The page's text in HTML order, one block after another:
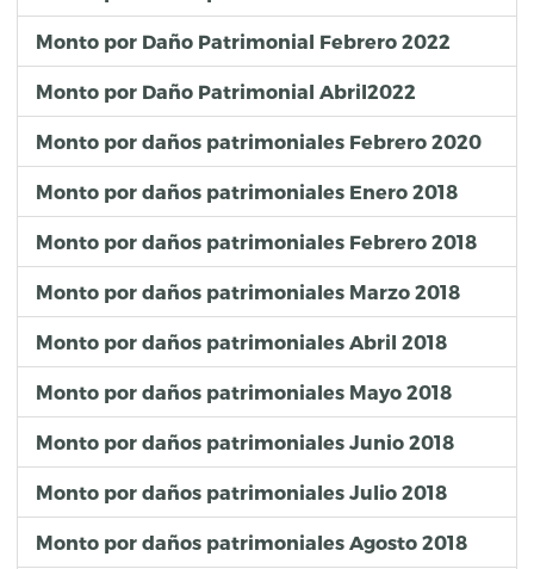
Monto por Daño Patrimonial Febrero 2022
Monto por Daño Patrimonial Abril2022
Monto por daños patrimoniales Febrero 2020
Monto por daños patrimoniales Enero 2018
Monto por daños patrimoniales Febrero 2018
Monto por daños patrimoniales Marzo 2018
Monto por daños patrimoniales Abril 2018
Monto por daños patrimoniales Mayo 2018
Monto por daños patrimoniales Junio 2018
Monto por daños patrimoniales Julio 2018
Monto por daños patrimoniales Agosto 2018